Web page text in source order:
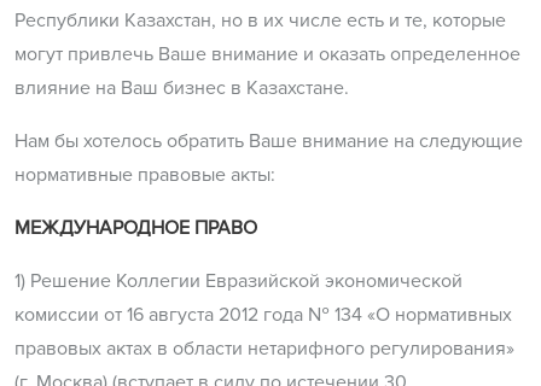
Республики Казахстан, но в их числе есть и те, которые
могут привлечь Ваше внимание и оказать определенное
влияние на Ваш бизнес в Казахстане.
Нам бы хотелось обратить Ваше внимание на следующие
нормативные правовые акты:
МЕЖДУНАРОДНОЕ ПРАВО
1) Решение Коллегии Евразийской экономической
комиссии от 16 августа 2012 года № 134 «О нормативных
правовых актах в области нетарифного регулирования»